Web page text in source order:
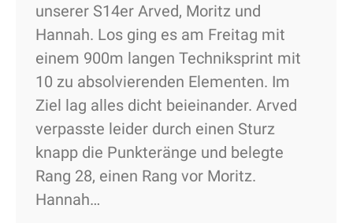
unserer S14er Arved, Moritz und
Hannah. Los ging es am Freitag mit
einem 900m langen Techniksprint mit
10 zu absolvierenden Elementen. Im
Ziel lag alles dicht beieinander. Arved
verpasste leider durch einen Sturz
knapp die Punkteränge und belegte
Rang 28, einen Rang vor Moritz.
Hannah…